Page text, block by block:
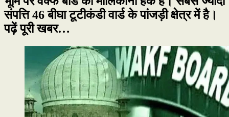
संपत्ति 46 बीघा टूटीकंडी वार्ड के पांजड़ी क्षेत्र में है।
पढ़ें पूरी खबर…